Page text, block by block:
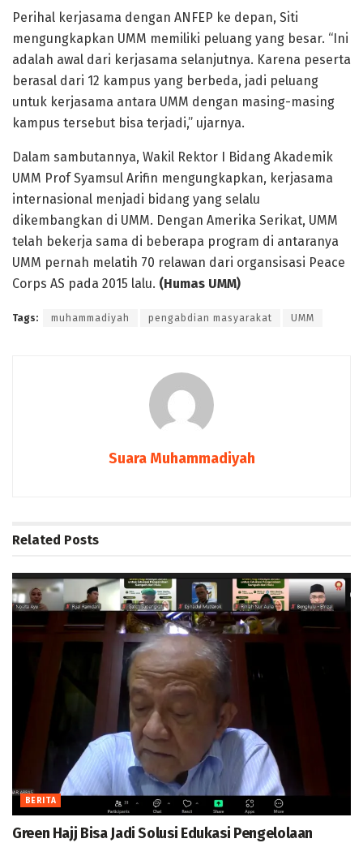
Perihal kerjasama dengan ANFEP ke depan, Siti
mengungkapkan UMM memiliki peluang yang besar. “Ini
adalah awal dari kerjasama selanjutnya. Karena peserta
berasal dari 12 kampus yang berbeda, jadi peluang
untuk kerjasama antara UMM dengan masing-masing
kampus tersebut bisa terjadi,” ujarnya.
Dalam sambutannya, Wakil Rektor I Bidang Akademik
UMM Prof Syamsul Arifin mengungkapkan, kerjasama
internasional menjadi bidang yang selalu
dikembangkan di UMM. Dengan Amerika Serikat, UMM
telah bekerja sama di beberapa program di antaranya
UMM pernah melatih 70 relawan dari organsisasi Peace
Corps AS pada 2015 lalu. (Humas UMM)
Tags: muhammadiyah pengabdian masyarakat UMM
Suara Muhammadiyah
Related Posts
BERITA
Green Hajj Bisa Jadi Solusi Edukasi Pengelolaan